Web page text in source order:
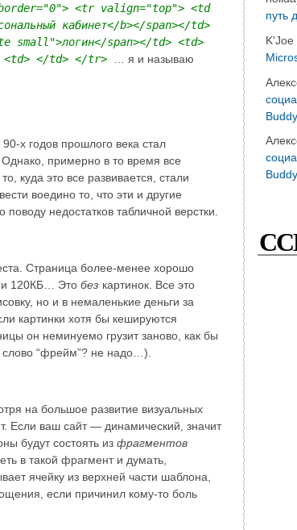
<tr valign="top"> <td
кабинет</b></span></td>
span></td> <td>
<td> </td> </tr>
… я и называю
х годов прошлого века стал
Однако, примерно в то время все
куда это все развивается, стали
воедино то, что эти и другие
недостатков табличной верстки.
Страница более-менее хорошо
и 120КБ… Это без картинок. Все это
но и в немаленькие деньги за
картинки хотя бы кешируются
он неминуемо грузит заново, как бы
“фрейм”? не надо…).
на большое развитие визуальных
Если ваш сайт — динамический, значит
будут состоять из фрагментов
в такой фрагмент и думать,
ячейку из верхней части шаблона,
если причинил кому-то боль
путь
K'Joe